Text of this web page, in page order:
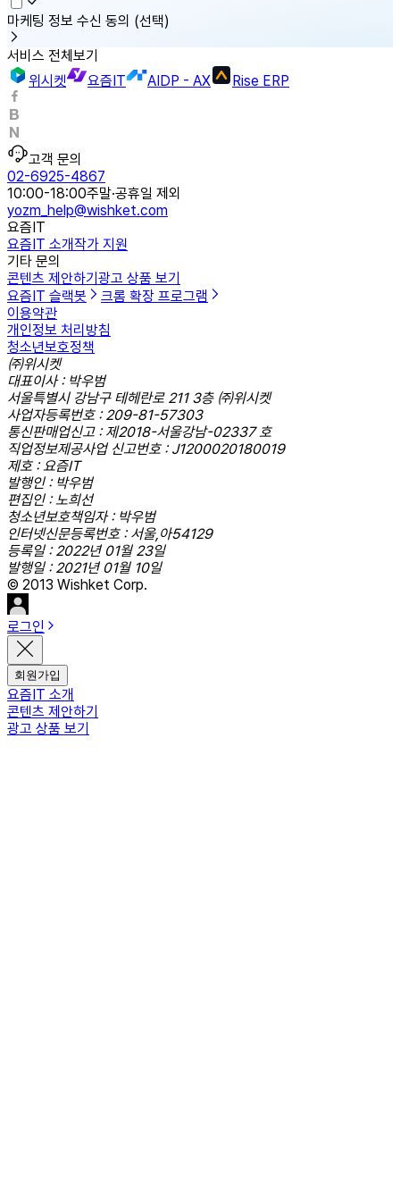
마케팅 정보 수신 동의 (선택)
서비스 전체보기
위시켓
요즘IT AIDP - AX Rise ERP
고객 문의
02-6925-4867
10:00-18:00주말·공휴일 제외
yozm_help@wishket.com
요즘IT
요즘IT 소개작가 지원
기타 문의
콘텐츠 제안하기광고 상품 보기
요즘IT 슬랙봇
크롬 확장 프로그램
이용약관
개인정보 처리방침
청소년보호정책
㈜위시켓
대표이사 : 박우범
서울특별시 강남구 테헤란로 211 3층 ㈜위시켓
사업자등록번호 : 209-81-57303
통신판매업신고 : 제2018-서울강남-02337 호
직업정보제공사업 신고번호 : J1200020180019
제호 : 요즘IT
발행인 : 박우범
편집인 : 노희선
청소년보호책임자 : 박우범
인터넷신문등록번호 : 서울,아54129
등록일 : 2022년 01월 23일
발행일 : 2021년 01월 10일
© 2013 Wishket Corp.
로그인
회원가입
요즘IT 소개
콘텐츠 제안하기
광고 상품 보기